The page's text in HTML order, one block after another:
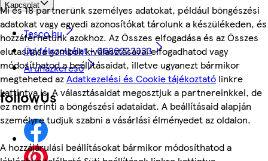
Mi és 18 partnerünk személyes adatokat, például böngészési
adatokat vagy egyedi azonosítókat tárolunk a készülékeden, és
hozzáférhetünk azokhoz. Az Összes elfogadása és az Összes
elutasítása gombok kiválasztásával elfogadhatod vagy
módosíthatod a beállításaidat, illetve ugyanezt bármikor
megteheted azAdatkezelési és Cookie tájékoztató linkre
kattintva is. A választásaidat megosztjuk a partnereinkkel, de
ez nem érinti a böngészési adataidat. A beállításaid alapján
személyre tudjuk szabni a vásárlási élményedet az oldalon.
A hozzájárulási beállításokat bármikor módosíthatod a
Kapcsolat
Tesco.hu
Ügyfélszolgálat - 0680222333
Áruházkereső
followUs